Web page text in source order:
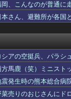
ブレム 万紫千紅』容
魂「MS-06J 湿地帯
本の断水が続いてい
「(真骨彫製法
動作環境、限界突破
果パックやらで育成
会に参加しがち問題
インナーチラ見え！
ー)」のメンバーが
銀行」に変わってう
した結果殺されてし
岡、こんなのが普通
本さん、避難所が各
シアの空挺兵、パラシ
方馬鹿（笑）ミニスト
震発生時の熊本総合
菜売りのおじさんにド